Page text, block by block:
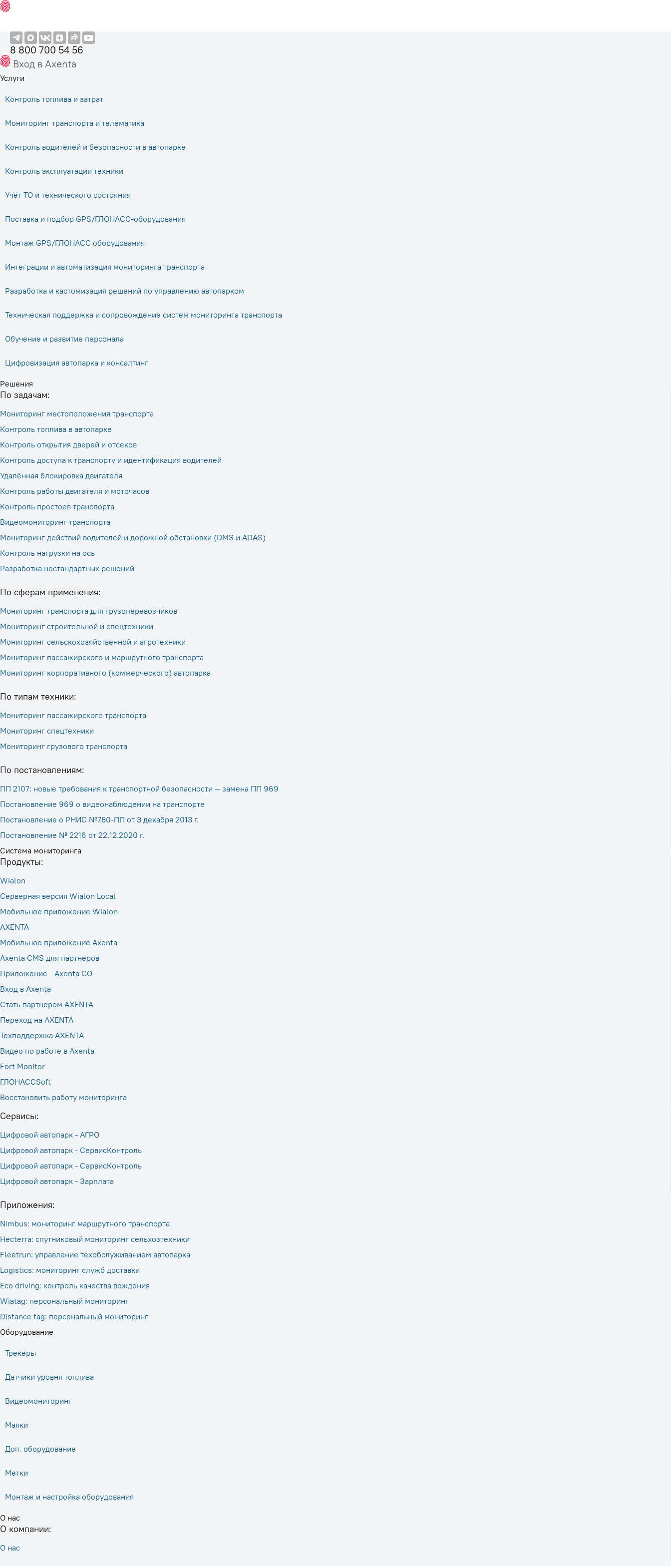
8 800 700 54 56
Вход в Axenta
Услуги
Контроль топлива и затрат
Мониторинг транспорта и телематика
Контроль водителей и безопасности в автопарке
Контроль эксплуатации техники
Учёт ТО и технического состояния
Поставка и подбор GPS/ГЛОНАСС-оборудования
Монтаж GPS/ГЛОНАСС оборудования
Интеграции и автоматизация мониторинга транспорта
Разработка и кастомизация решений по управлению автопарком
Техническая поддержка и сопровождение систем мониторинга транспорта
Обучение и развитие персонала
Цифровизация автопарка и консалтинг
Решения
По задачам:
Мониторинг местоположения транспорта
Контроль топлива в автопарке
Контроль открытия дверей и отсеков
Контроль доступа к транспорту и идентификация водителей
Удалённая блокировка двигателя
Контроль работы двигателя и моточасов
Контроль простоев транспорта
Видеомониторинг транспорта
Мониторинг действий водителей и дорожной обстановки (DMS и ADAS)
Контроль нагрузки на ось
Разработка нестандартных решений
По сферам применения:
Мониторинг транспорта для грузоперевозчиков
Мониторинг строительной и спецтехники
Мониторинг сельскохозяйственной и агротехники
Мониторинг пассажирского и маршрутного транспорта
Мониторинг корпоративного (коммерческого) автопарка
По типам техники:
Мониторинг пассажирского транспорта
Мониторинг спецтехники
Мониторинг грузового транспорта
По постановлениям:
ПП 2107: новые требования к транспортной безопасности — замена ПП 969
Постановление 969 о видеонаблюдении на транспорте
Постановление о РНИС №780-ПП от 3 декабря 2013 г.
Постановление № 2216 от 22.12.2020 г.
Система мониторинга
Продукты:
Wialon
Серверная версия Wialon Local
Мобильное приложение Wialon
AXENTA
Мобильное приложение Axenta
Axenta CMS для партнеров
Приложение Axenta GO
Вход в Axenta
Стать партнером AXENTA
Переход на AXENTA
Техподдержка AXENTA
Видео по работе в Axenta
Fort Monitor
ГЛОНАССSoft
Восстановить работу мониторинга
Сервисы:
Цифровой автопарк - АГРО
Цифровой автопарк - СервисКонтроль
Цифровой автопарк - СервисКонтроль
Цифровой автопарк - Зарплата
Приложения:
Nimbus: мониторинг маршрутного транспорта
Hecterra: cпутниковый мониторинг сельхозтехники
Fleetrun: управление техобслуживанием автопарка
Logistics: мониторинг служб доставки
Eco driving: контроль качества вождения
Wiatag: персональный мониторинг
Distance tag: персональный мониторинг
Оборудование
Трекеры
Датчики уровня топлива
Видеомониторинг
Маяки
Доп. оборудование
Метки
Монтаж и настройка оборудования
О нас
О компании:
О нас